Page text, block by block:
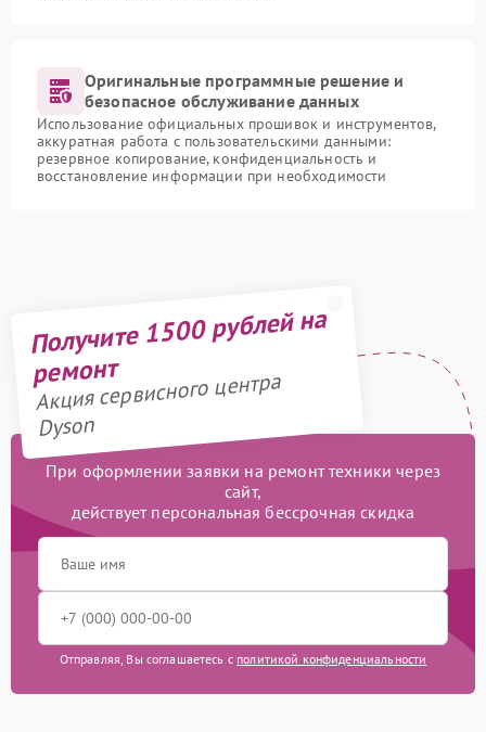
Оригинальные программные решение и
безопасное обслуживание данных
Использование официальных прошивок и инструментов,
аккуратная работа с пользовательскими данными:
резервное копирование, конфиденциальность и
восстановление информации при необходимости
Получите 1500 рублей на
ремонт
Акция сервисного центра
Dyson
При оформлении заявки на ремонт техники через
сайт,
действует персональная бессрочная скидка
Отправляя, Вы соглашаетесь с политикой конфиденциальности